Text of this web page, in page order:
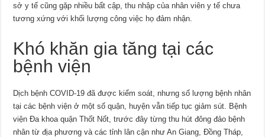
sở y tế cũng gặp nhiều bất cập, thu nhập của nhân viên y tế chưa
tương xứng với khối lượng công việc họ đảm nhận.
Khó khăn gia tăng tại các
bệnh viện
Dịch bệnh COVID-19 đã được kiểm soát, nhưng số lượng bệnh nhân
tại các bệnh viện ở một số quận, huyện vẫn tiếp tục giảm sút. Bệnh
viện Đa khoa quận Thốt Nốt, trước đây từng thu hút đông đảo bệnh
nhân từ địa phương và các tỉnh lân cận như An Giang, Đồng Tháp,